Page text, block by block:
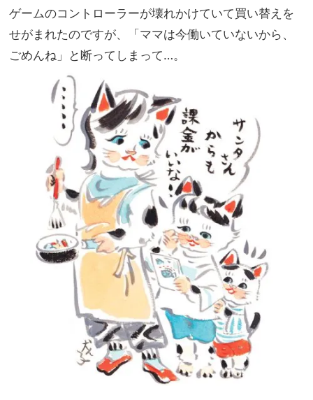
ゲームのコントローラーが壊れかけていて買い替えを
せがまれたのですが、「ママは今働いていないから、
ごめんね」と断ってしまって…。